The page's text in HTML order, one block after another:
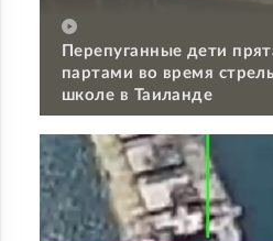
Перепуганные дети
партами во время
школе в Таиланде